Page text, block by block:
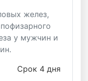
желез,
у мужчин и
Срок 4 дня